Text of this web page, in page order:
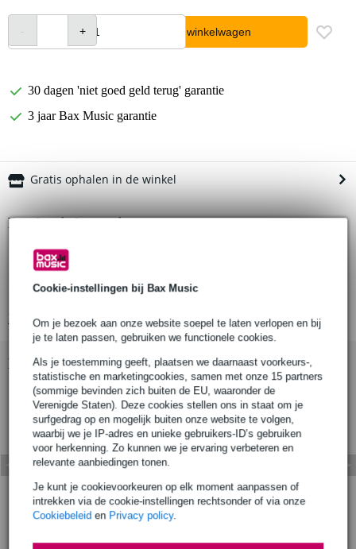
Cookie-instellingen bij Bax Music
Om je bezoek aan onze website soepel te laten verlopen en bij
je te laten passen, gebruiken we functionele cookies.
Als je toestemming geeft, plaatsen we daarnaast voorkeurs-,
statistische en marketingcookies, samen met onze 15 partners
(sommige bevinden zich buiten de EU, waaronder de
Verenigde Staten). Deze cookies stellen ons in staat om je
surfgedrag op en mogelijk buiten onze website te volgen,
waarbij we je IP-adres en unieke gebruikers-ID’s gebruiken
voor herkenning. Zo kunnen we je ervaring verbeteren en
relevante aanbiedingen tonen.
Je kunt je cookievoorkeuren op elk moment aanpassen of
intrekken via de cookie-instellingen rechtsonder of via onze
Cookiebeleid en Privacy policy.
In winkelwagen
30 dagen 'niet goed geld terug' garantie
3 jaar Bax Music garantie
Gratis ophalen in de winkel
Productinformatie
Materiaal: gegoten aluminium
Afwerking: zilver
Buisdiameter: Ø51mm
Bekijk alle productspecificaties
Bekijk ook eens (2)